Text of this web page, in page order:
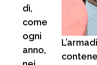
dì,
come
ogni
anno,